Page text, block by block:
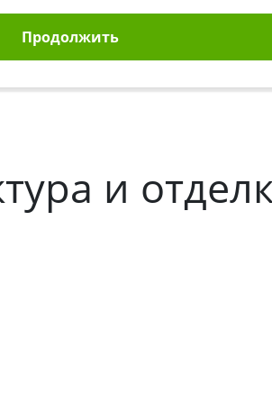
Продолжить
и